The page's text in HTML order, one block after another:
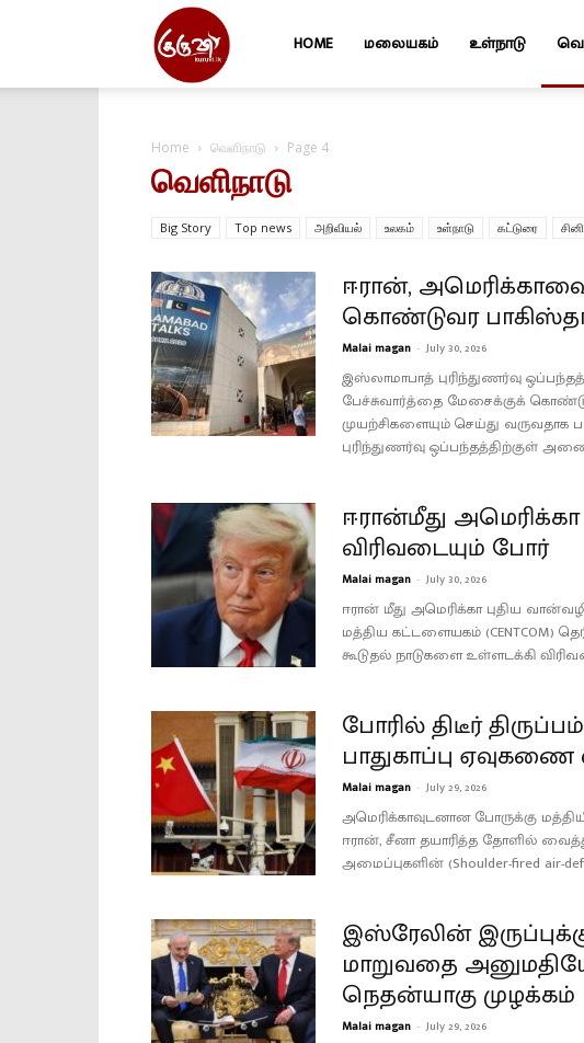
HOME மலையகம் உள்நாடு
Home வெளிநாடு Page 4
வெளிநாடு
Big Story Top news அறிவியல் உலகம் உள்நாடு கட்டுரை
ஈரான்,
கொண்டுவர
Malai magan - July 30, 2026
இஸ்லாமாபாத் புரிந்துணர்வு
பேச்சுவார்த்தை மேசைக்குக்
முயற்சிகளையும் செய்து வருவதாக
புரிந்துணர்வு ஒப்பந்தத்திற்குள்
ஈரான்மீது
விரிவடையும் போர்
Malai magan - July 30, 2026
ஈரான் மீது அமெரிக்கா புதிய
மத்திய கட்டளையகம் (CENTCOM)
கூடுதல் நாடுகளை உள்ளடக்கி
போரில் திடீர்
பாதுகாப்பு ஏவுகணை
Malai magan - July 29, 2026
அமெரிக்காவுடனான போருக்கு
ஈரான், சீனா தயாரித்த தோளில்
அமைப்புகளின் (Shoulder-fired air-
இஸ்ரேலின்
மாறுவதை
நெதன்யாகு முழக்கம்
Malai magan - July 29, 2026